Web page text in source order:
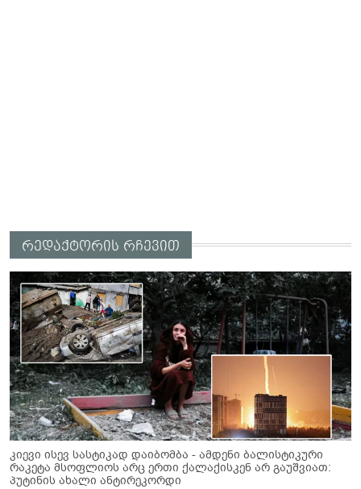
რედაქტორის რჩევით
კიევი ისევ სასტიკად დაიბომბა - ამდენი ბალისტიკური
რაკეტა მსოფლიოს არც ერთი ქალაქისკენ არ გაუშვიათ:
პუტინის ახალი ანტირეკორდი